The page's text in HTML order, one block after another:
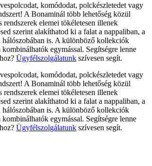
komódodat, polckészletedet vagy
A Bonaminál több lehetőség közül
rendszerek elemei tökéletesen illenek
szerint alakíthatod ki a falat a nappaliban, a
hálószobában is. A különböző kollekciók
egymással. Segítségre lenne
Ügyfélszolgálatunk szívesen segít.
komódodat, polckészletedet vagy
A Bonaminál több lehetőség közül
rendszerek elemei tökéletesen illenek
szerint alakíthatod ki a falat a nappaliban, a
hálószobában is. A különböző kollekciók
egymással. Segítségre lenne
Ügyfélszolgálatunk szívesen segít.